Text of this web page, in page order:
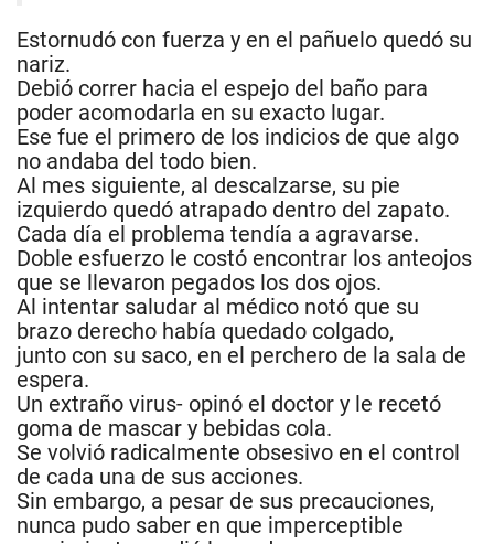
Estornudó con fuerza y en el pañuelo quedó su
nariz.
Debió correr hacia el espejo del baño para
poder acomodarla en su exacto lugar.
Ese fue el primero de los indicios de que algo
no andaba del todo bien.
Al mes siguiente, al descalzarse, su pie
izquierdo quedó atrapado dentro del zapato.
Cada día el problema tendía a agravarse.
Doble esfuerzo le costó encontrar los anteojos
que se llevaron pegados los dos ojos.
Al intentar saludar al médico notó que su
brazo derecho había quedado colgado,
junto con su saco, en el perchero de la sala de
espera.
Un extraño virus- opinó el doctor y le recetó
goma de mascar y bebidas cola.
Se volvió radicalmente obsesivo en el control
de cada una de sus acciones.
Sin embargo, a pesar de sus precauciones,
nunca pudo saber en que imperceptible